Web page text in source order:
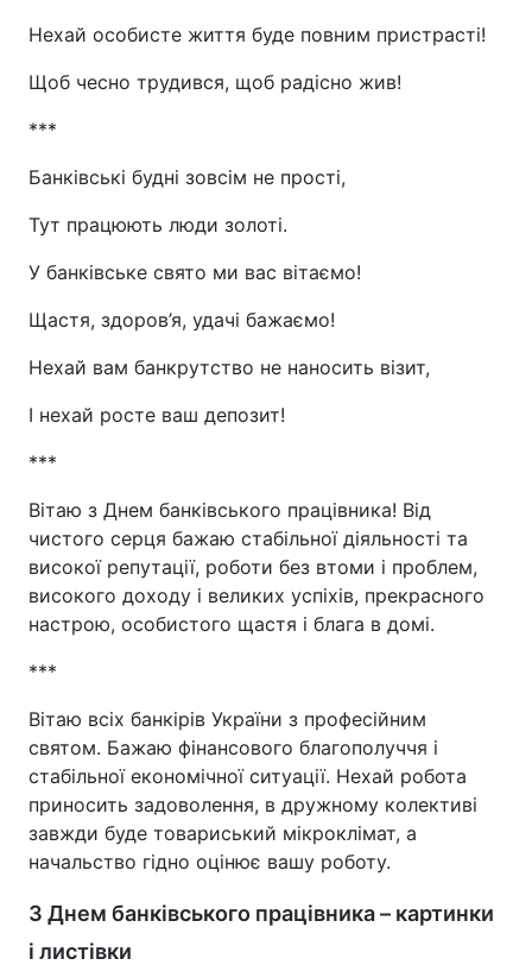
Нехай особисте життя буде повним пристрасті!
Щоб чесно трудився, щоб радісно жив!
***
Банківські будні зовсім не прості,
Тут працюють люди золоті.
У банківське свято ми вас вітаємо!
Щастя, здоров’я, удачі бажаємо!
Нехай вам банкрутство не наносить візит,
І нехай росте ваш депозит!
***
Вітаю з Днем банківського працівника! Від
чистого серця бажаю стабільної діяльності та
високої репутації, роботи без втоми і проблем,
високого доходу і великих успіхів, прекрасного
настрою, особистого щастя і блага в домі.
***
Вітаю всіх банкірів України з професійним
святом. Бажаю фінансового благополуччя і
стабільної економічної ситуації. Нехай робота
приносить задоволення, в дружному колективі
завжди буде товариський мікроклімат, а
начальство гідно оцінює вашу роботу.
З Днем банківського працівника – картинки
і листівки